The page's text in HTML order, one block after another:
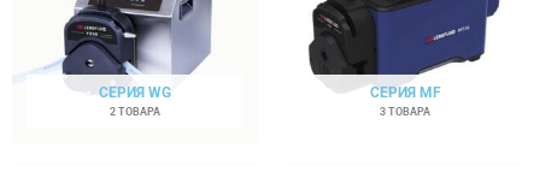
СЕРИЯ WG
2 ТОВАРА
СЕРИЯ MF
3 ТОВАРА